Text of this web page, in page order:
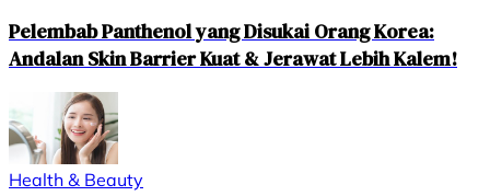
Pelembab Panthenol yang Disukai Orang Korea:
Andalan Skin Barrier Kuat & Jerawat Lebih Kalem!
Health & Beauty